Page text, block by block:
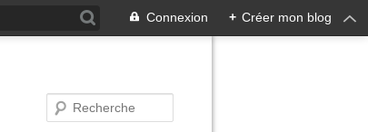
Connexion + Créer mon blog